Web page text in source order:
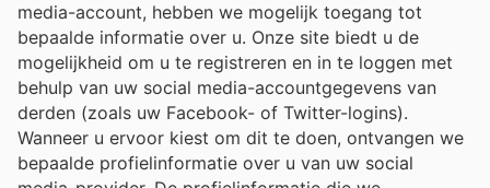
media-account, hebben we mogelijk toegang tot
bepaalde informatie over u. Onze site biedt u de
mogelijkheid om u te registreren en in te loggen met
behulp van uw social media-accountgegevens van
derden (zoals uw Facebook- of Twitter-logins).
Wanneer u ervoor kiest om dit te doen, ontvangen we
bepaalde profielinformatie over u van uw social